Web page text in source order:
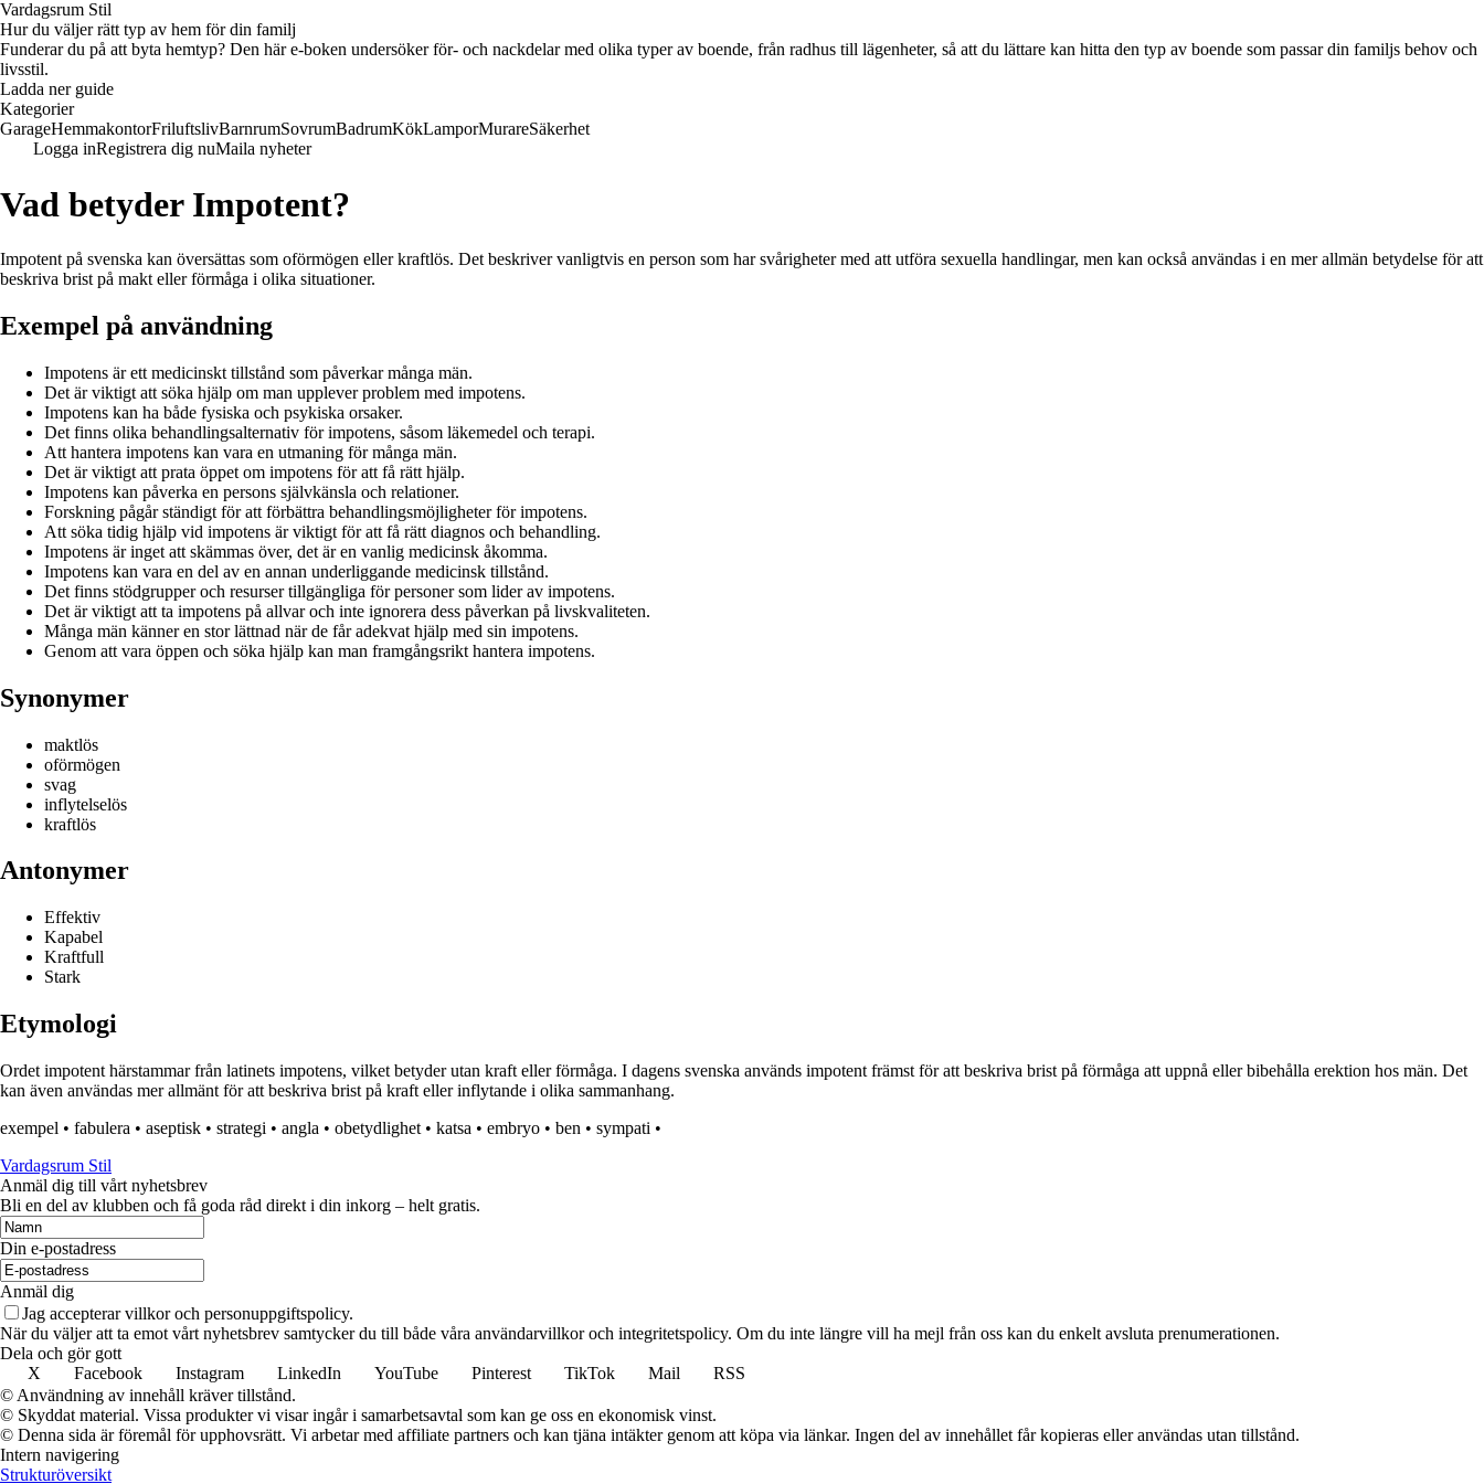
Vardagsrum Stil
Hur du väljer rätt typ av hem för din familj
Funderar du på att byta hemtyp? Den här e-boken undersöker för- och nackdelar med olika typer av boende, från radhus till lägenheter, så att du lättare kan hitta den typ av boende som passar din familjs behov och
livsstil.
Ladda ner guide
Kategorier
GarageHemmakontorFriluftslivBarnrumSovrumBadrumKökLamporMurareSäkerhet
Logga inRegistrera dig nuMaila nyheter
Vad betyder Impotent?
Impotent på svenska kan översättas som oförmögen eller kraftlös. Det beskriver vanligtvis en person som har svårigheter med att utföra sexuella handlingar, men kan också användas i en mer allmän betydelse för att
beskriva brist på makt eller förmåga i olika situationer.
Exempel på användning
Impotens är ett medicinskt tillstånd som påverkar många män.
Det är viktigt att söka hjälp om man upplever problem med impotens.
Impotens kan ha både fysiska och psykiska orsaker.
Det finns olika behandlingsalternativ för impotens, såsom läkemedel och terapi.
Att hantera impotens kan vara en utmaning för många män.
Det är viktigt att prata öppet om impotens för att få rätt hjälp.
Impotens kan påverka en persons självkänsla och relationer.
Forskning pågår ständigt för att förbättra behandlingsmöjligheter för impotens.
Att söka tidig hjälp vid impotens är viktigt för att få rätt diagnos och behandling.
Impotens är inget att skämmas över, det är en vanlig medicinsk åkomma.
Impotens kan vara en del av en annan underliggande medicinsk tillstånd.
Det finns stödgrupper och resurser tillgängliga för personer som lider av impotens.
Det är viktigt att ta impotens på allvar och inte ignorera dess påverkan på livskvaliteten.
Många män känner en stor lättnad när de får adekvat hjälp med sin impotens.
Genom att vara öppen och söka hjälp kan man framgångsrikt hantera impotens.
Synonymer
maktlös
oförmögen
svag
inflytelselös
kraftlös
Antonymer
Effektiv
Kapabel
Kraftfull
Stark
Etymologi
Ordet impotent härstammar från latinets impotens, vilket betyder utan kraft eller förmåga. I dagens svenska används impotent främst för att beskriva brist på förmåga att uppnå eller bibehålla erektion hos män. Det
kan även användas mer allmänt för att beskriva brist på kraft eller inflytande i olika sammanhang.
exempel • fabulera • aseptisk • strategi • angla • obetydlighet • katsa • embryo • ben • sympati •
Vardagsrum Stil
Anmäl dig till vårt nyhetsbrev
Bli en del av klubben och få goda råd direkt i din inkorg – helt gratis.
Din e-postadress
Anmäl dig
Jag accepterar villkor och personuppgiftspolicy.
När du väljer att ta emot vårt nyhetsbrev samtycker du till både våra användarvillkor och integritetspolicy. Om du inte längre vill ha mejl från oss kan du enkelt avsluta prenumerationen.
Dela och gör gott
X
Facebook Instagram LinkedIn YouTube Pinterest TikTok Mail
RSS
© Användning av innehåll kräver tillstånd.
© Skyddat material. Vissa produkter vi visar ingår i samarbetsavtal som kan ge oss en ekonomisk vinst.
© Denna sida är föremål för upphovsrätt. Vi arbetar med affiliate partners och kan tjäna intäkter genom att köpa via länkar. Ingen del av innehållet får kopieras eller användas utan tillstånd.
Intern navigering
Strukturöversikt